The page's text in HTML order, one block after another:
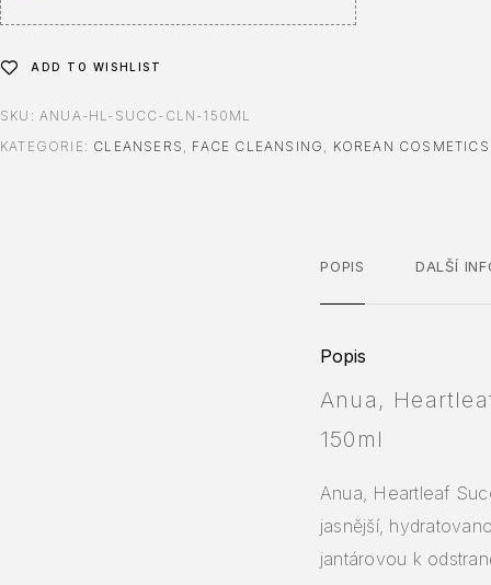
:
ADD TO WISHLIST
SKU: ANUA-HL-SUCC-CLN-150ML
KATEGORIE: CLEANSERS FACE CLEANSING KOREAN COSMETICS
POPIS DALŠÍ
Popis
Anua,
150ml
Anua, Heartleaf
jasnější,
jantárovou k